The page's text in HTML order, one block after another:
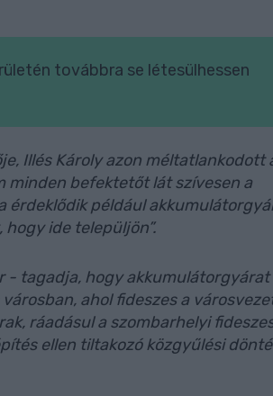
továbbra se létesülhessen
Illés Károly azon méltatlankodott
minden befektetőt lát szívesen a
érdeklődik például
ide települjön”.
- tagadja, hogy akkumulátorgyárat
ahol fideszes a
ráadásul a szombarhelyi
ellen tiltakozó közgyűlési